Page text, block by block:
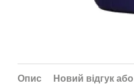
Опис Новий відгук